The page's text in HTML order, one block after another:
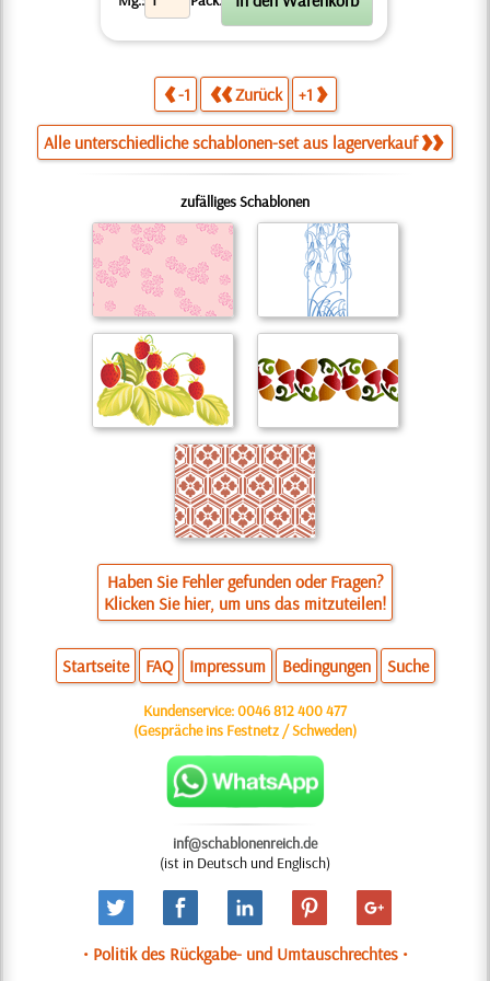
-1 Zurück +1
Alle unterschiedliche schablonen-set aus lagerverkauf
zufälliges Schablonen
Haben Sie Fehler gefunden oder Fragen?
Klicken Sie hier, um uns das mitzuteilen!
Startseite FAQ Impressum Bedingungen Suche
Kundenservice:0046 812 400 477
(Gespräche ins Festnetz / Schweden)
inf@schablonenreich.de
(ist in Deutsch und Englisch)
• Politik des Rückgabe- und Umtauschrechtes •